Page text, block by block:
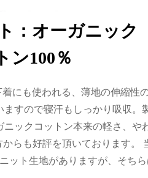
：オーガニック
ン100％
にも使われる、薄地の伸縮性
ますので寝汗もしっかり吸収
ックコットン本来の軽さ、
らも好評を頂いております。
ット生地がありますが、そち